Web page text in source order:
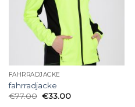
FAHRRADJACKE
fahrradjacke
€77.00 €33.00